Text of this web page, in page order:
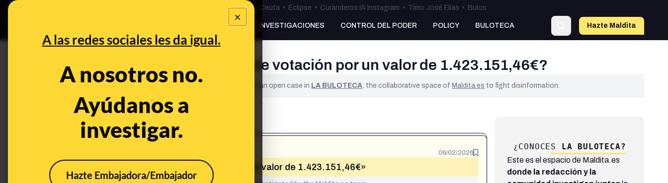
×
A las redes sociales les da igual.
A nosotros no.
Ayúdanos a
investigar.
Hazte Embajadora/Embajador
Especial Ceuta•Bulos Ceuta • Eclipse • Curanderos IA Instagram • Timo José Elías • Bulos
PREBUNKING INVESTIGACIONES CONTROL DEL PODER POLICY BULOTECA Hazte Maldita
¿El gobierno ha comprado urnas de votación por un valor de 1.423.151,46€?
This content has NOT yet been verified. It is an open case in LA BULOTECA: the collaborative space ofMaldita.es to fight disinformation.
06/02/2026
«El gobierno ha comprado urnas de votación por un valor de 1.423.151,46€»
¿CONOCES LA BULOTECA?
Este es el espacio de Maldita.es
donde la redacción y la